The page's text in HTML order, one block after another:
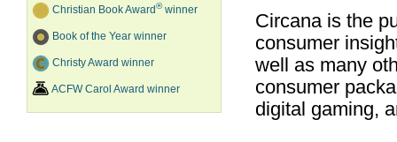
Christian Book Award®winner
Book of the Year winner
Christy Award winner
ACFW Carol Award winner
Circana is the
consumer
well as many
consumer
digital gaming,